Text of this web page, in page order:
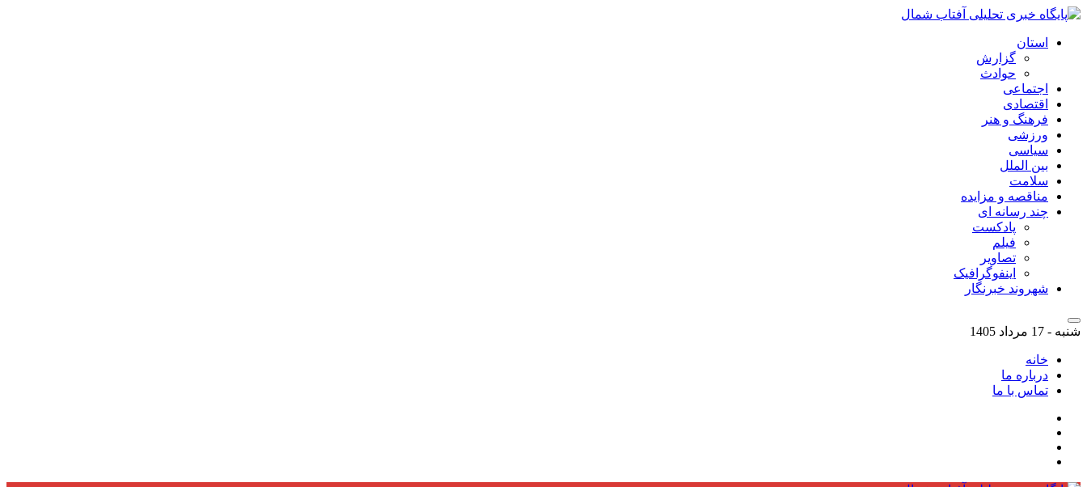
استان
گزارش
حوادث
اجتماعی
اقتصادی
فرهنگ و هنر
ورزشی
سیاسی
بین الملل
سلامت
مناقصه و مزایده
چند رسانه ای
پادکست
فیلم
تصاویر
اینفوگرافیک
شهروند خبرنگار
شنبه - 17 مرداد 1405
خانه
درباره ما
تماس با ما